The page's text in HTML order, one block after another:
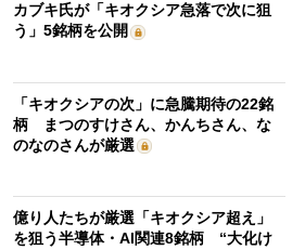
カブキ氏が「キオクシア急落で次に狙
う」5銘柄を公開
「キオクシアの次」に急騰期待の22銘
柄 まつのすけさん、かんちさん、な
のなのさんが厳選
億り人たちが厳選「キオクシア超え」
を狙う半導体・AI関連8銘柄 “大化け